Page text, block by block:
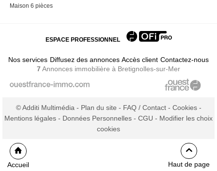
Maison 6 pièces
ESPACE PROFESSIONNEL
Nos services Diffusez des annonces Accès client Contactez-nous
7 Annonces immobilière à Bretignolles-sur-Mer
© Additi Multimédia - Plan du site - FAQ / Contact- Cookies-
Mentions légales - Données Personnelles - CGU - Modifier les choix
cookies
Accueil Haut de page